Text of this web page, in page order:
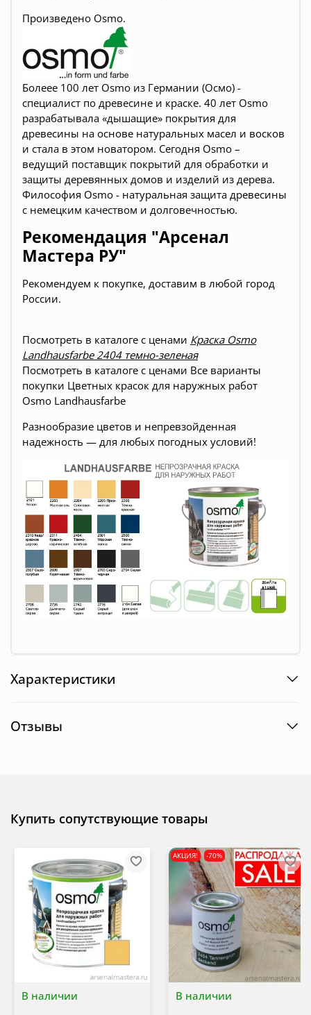
Произведено Osmo.
Болеее 100 лет Osmo из Германии (Осмо) -
специалист по древесине и краске. 40 лет Osmo
разрабатывала «дышащие» покрытия для
древесины на основе натуральных масел и восков
и стала в этом новатором. Сегодня Osmo –
ведущий поставщик покрытий для обработки и
защиты деревянных домов и изделий из дерева.
Философия Osmo - натуральная защита древесины
с немецким качеством и долговечностью.
Рекомендация "Арсенал
Мастера РУ"
Рекомендуем к покупке, доставим в любой город
России.
Посмотреть в каталоге с ценами Краска Osmo
Landhausfarbe 2404 темно-зеленая
Посмотреть в каталоге с ценами Все варианты
покупки Цветных красок для наружных работ
Osmo Landhausfarbe
Разнообразие цветов и непревзойденная
надежность — для любых погодных условий!
Характеристики
Отзывы
Купить сопутствующие товары
В наличии
В наличии
АКЦИЯ! -70%